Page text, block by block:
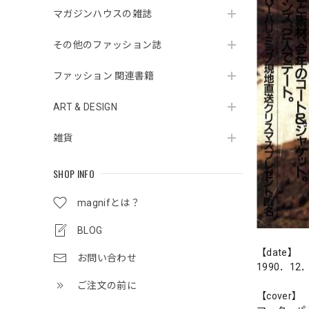
マガジンハウスの雑誌
その他のファッション誌
ファッション 関連書籍
ART & DESIGN
雑貨
SHOP INFO
magnifとは？
BLOG
お問い合わせ
ご注文の前に
【date】
1990．12
【cover】